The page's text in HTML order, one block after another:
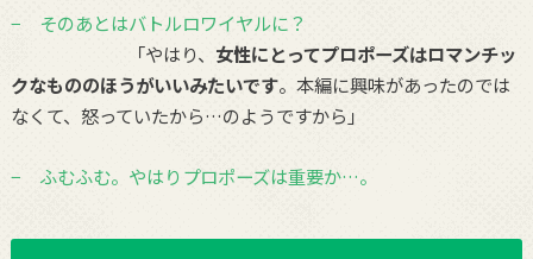
− そのあとはバトルロワイヤルに？
「やはり、 女性にとってプロポーズはロマンチッ
クなもののほうがいいみたいです。本編に興味があったのでは
なくて、怒っていたから…のようですから」
− ふむふむ。やはりプロポーズは重要か…。